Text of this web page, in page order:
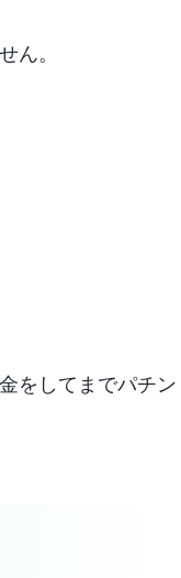
ん。
をしてまでパチン